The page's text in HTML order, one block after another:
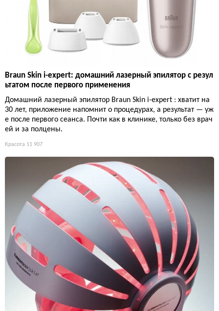
Braun Skin i-expert: домашний лазерный эпилятор с резул
ьтатом после первого применения
Домашний лазерный эпилятор Braun Skin i-expert : хватит на
30 лет, приложение напомнит о процедурах, а результат — уж
е после первого сеанса. Почти как в клинике, только без врач
ей и за полцены.
Красота 11 907